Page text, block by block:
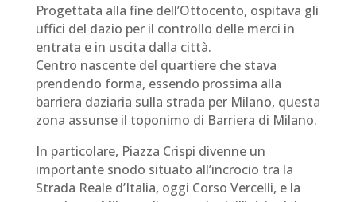
Progettata alla fine dell’Ottocento, ospitava gli
uffici del dazio per il controllo delle merci in
entrata e in uscita dalla città.
Centro nascente del quartiere che stava
prendendo forma, essendo prossima alla
barriera daziaria sulla strada per Milano, questa
zona assunse il toponimo di Barriera di Milano.
In particolare, Piazza Crispi divenne un
importante snodo situato all’incrocio tra la
Strada Reale d’Italia, oggi Corso Vercelli, e la